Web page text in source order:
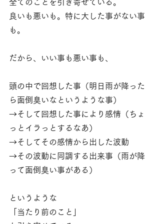
全てのことを引き寄せている。
良いも悪いも。特に大した事がない事
も。
だから、いい事も悪い事も、
頭の中で回想した事（明日雨が降った
ら面倒臭いなというような事）
→そして回想した事により感情（ちょ
っとイラっとするなあ）
→そしてその感情から出した波動
→その波動に同調する出来事（雨が降
って面倒臭い事がある）
というような
「当たり前のこと」